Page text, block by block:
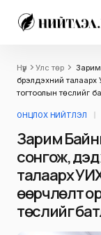
Нүүр Улс төр
бүрэлдэхүүний
тогтоолын төслийг
ОНЦЛОХ НИЙТЛЭЛ
Зарим
сонгож, дэд
талаарх
өөрчлөлт
төслийг